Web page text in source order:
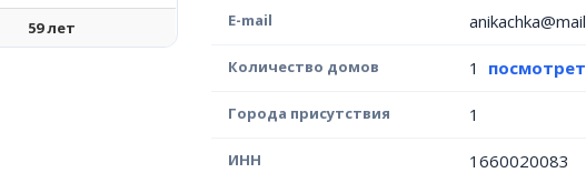
59 лет E-mail
Количество домов 1
Города присутствия 1
ИНН 1660020083